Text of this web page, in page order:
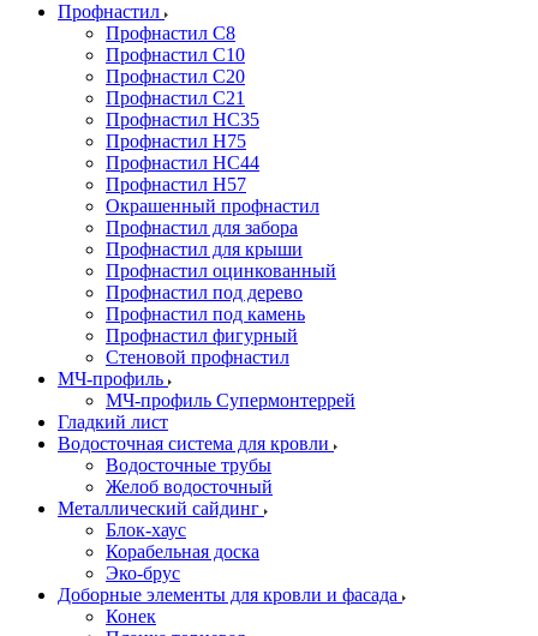
Профнастил
Профнастил С8
Профнастил С10
Профнастил С20
Профнастил С21
Профнастил НС35
Профнастил Н75
Профнастил HC44
Профнастил Н57
Окрашенный профнастил
Профнастил для забора
Профнастил для крыши
Профнастил оцинкованный
Профнастил под дерево
Профнастил под камень
Профнастил фигурный
Стеновой профнастил
МЧ-профиль
МЧ-профиль Супермонтеррей
Гладкий лист
Водосточная система для кровли
Водосточные трубы
Желоб водосточный
Металлический сайдинг
Блок-хаус
Корабельная доска
Эко-брус
Доборные элементы для кровли и фасада
Конек